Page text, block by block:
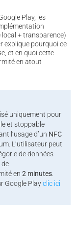
Play, les
+ transparence)
explique pourquoi ce
et en quoi cette
en atout
uniquement pour
et stoppable
l’usage d’un NFC
L’utilisateur peut
de données
de
en2 minutes.
Google Playclic ici